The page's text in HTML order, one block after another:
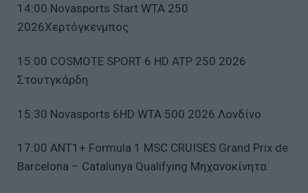
14:00 Novasports Start WTA 250
2026Χερτόγκενμπος
15:00 COSMOTE SPORT 6 HD ATP 250 2026
Στουτγκάρδη
15:30 Novasports 6HD WTA 500 2026 Λονδίνο
17:00 ΑΝΤ1+ Formula 1 MSC CRUISES Grand Prix de
Barcelona – Catalunya Qualifying Μηχανοκίνητα